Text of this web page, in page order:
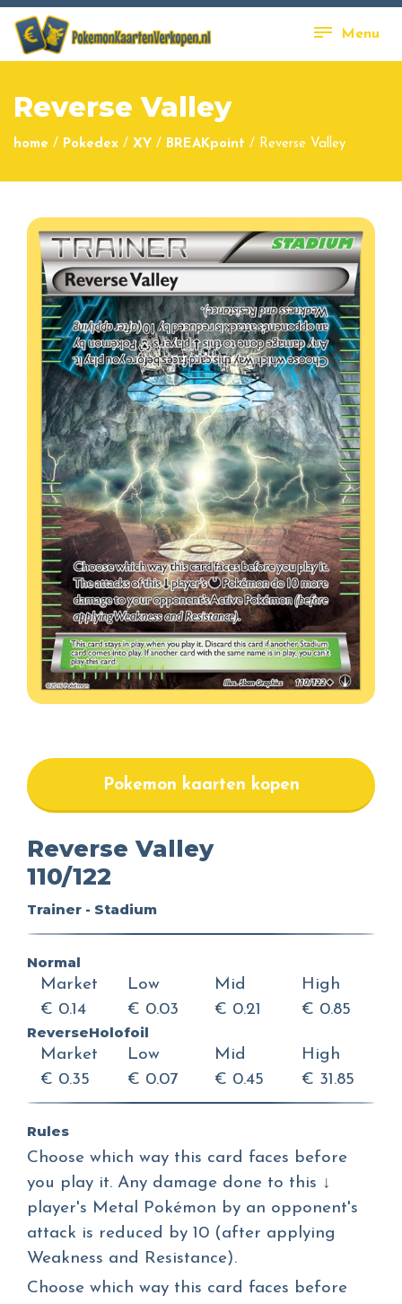
Menu
Reverse Valley
home / Pokedex / XY / BREAKpoint / Reverse Valley
Pokemon kaarten kopen
Reverse Valley
110/122
Trainer - Stadium
Normal
Market
€ 0.14
Low
€ 0.03
Mid
€ 0.21
High
€ 0.85
ReverseHolofoil
Market
€ 0.35
Low
€ 0.07
Mid
€ 0.45
High
€ 31.85
Rules
Choose which way this card faces before
you play it. Any damage done to this ↓
player's Metal Pokémon by an opponent's
attack is reduced by 10 (after applying
Weakness and Resistance).
Choose which way this card faces before